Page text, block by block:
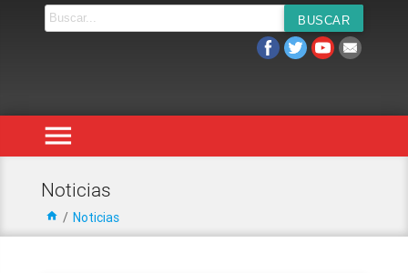
menu
Noticias
home / Noticias